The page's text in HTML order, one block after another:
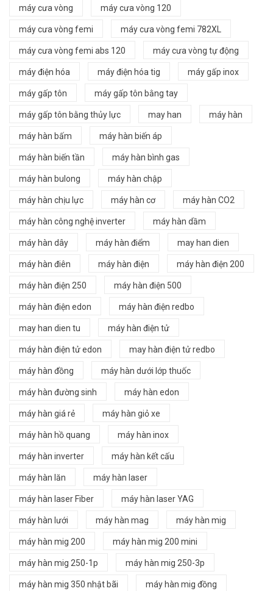
máy cưa vòng máy cưa vòng 120
máy cưa vòng femi máy cưa vòng femi 782XL
máy cưa vòng femi abs 120 máy cưa vòng tự động
máy điện hóa máy điện hóa tig máy gấp inox
máy gấp tôn máy gấp tôn bằng tay
máy gấp tôn bằng thủy lực may han máy hàn
máy hàn bấm máy hàn biến áp
máy hàn biến tần máy hàn bình gas
máy hàn bulong máy hàn chập
máy hàn chịu lực máy hàn cơ máy hàn CO2
máy hàn công nghệ inverter máy hàn dầm
máy hàn dây máy hàn điểm may han dien
máy hàn điên máy hàn điện máy hàn điện 200
máy hàn điện 250 máy hàn điện 500
máy hàn điện edon máy hàn điện redbo
may han dien tu máy hàn điện tử
máy hàn điện tử edon may hàn điện tử redbo
máy hàn đồng máy hàn dưới lớp thuốc
máy hàn đường sinh máy hàn edon
máy hàn giá rẻ máy hàn giỏ xe
máy hàn hồ quang máy hàn inox
máy hàn inverter máy hàn kết cấu
máy hàn lăn máy hàn laser
máy hàn laser Fiber máy hàn laser YAG
máy hàn lưới máy hàn mag máy hàn mig
máy hàn mig 200 máy hàn mig 200 mini
máy hàn mig 250-1p máy hàn mig 250-3p
máy hàn mig 350 nhật bãi máy hàn mig đồng